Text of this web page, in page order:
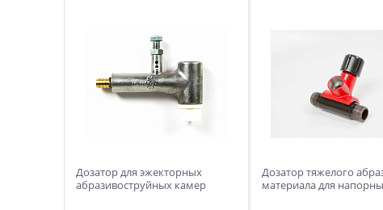
Дозатор тяжелого
материала для
Дозатор для эжекторных
абразивоструйных камер